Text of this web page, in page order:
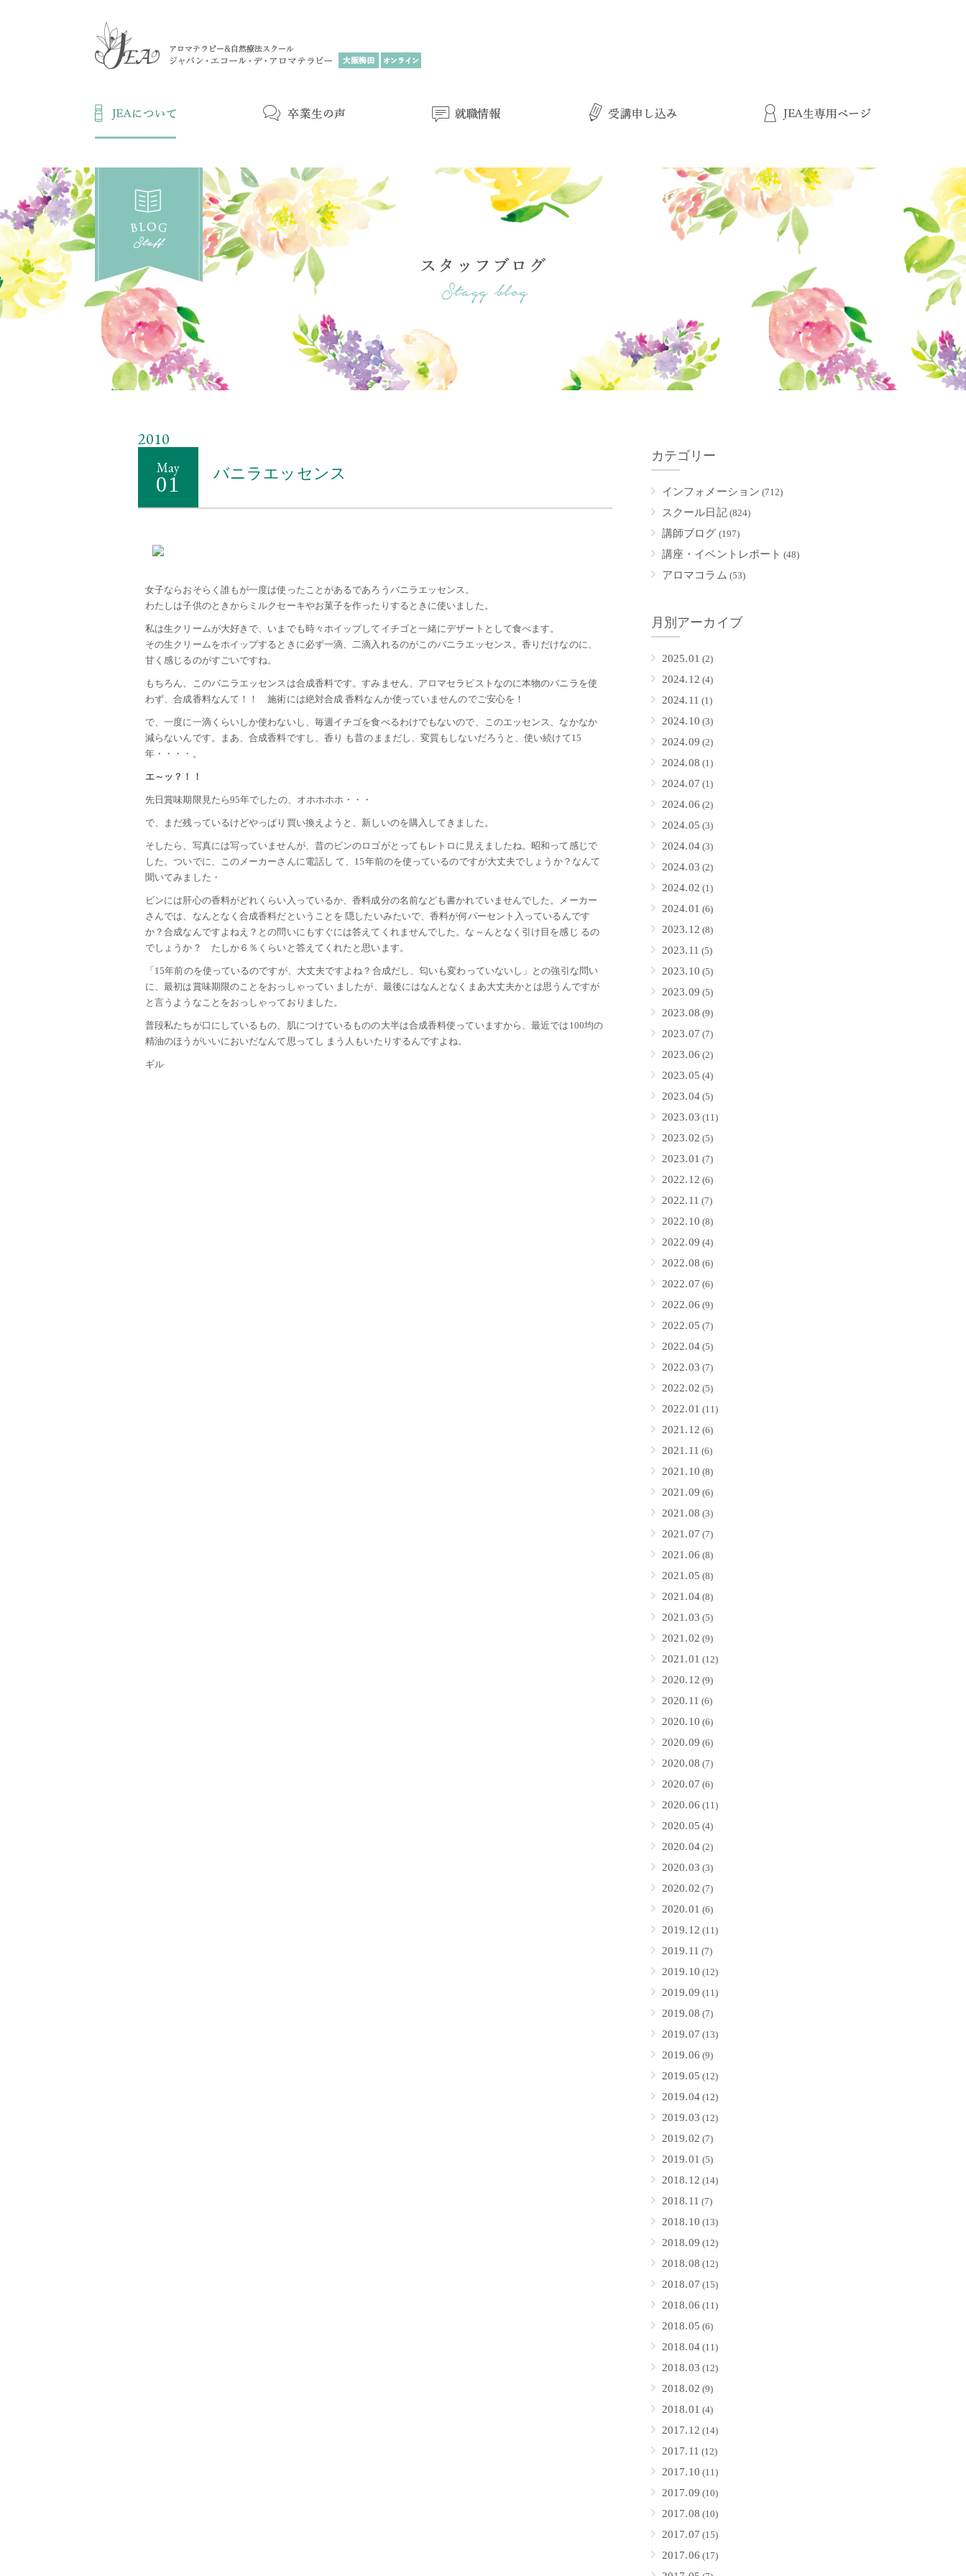
2010
May
01 バニラエッセンス
女子ならおそらく誰もが一度は使ったことがあるであろうバニラエッセンス。
わたしは子供のときからミルクセーキやお菓子を作ったりするときに使いました。
私は生クリームが大好きで、いまでも時々ホイップしてイチゴと一緒にデザートとして食べます。
その生クリームをホイップするときに必ず一滴、二滴入れるのがこのバニラエッセンス。香りだけなのに、
甘く感じるのがすごいですね。
もちろん、このバニラエッセンスは合成香料です。すみません、アロマセラピストなのに本物のバニラを使
わず、合成香料なんて！！ 施術には絶対合成 香料なんか使っていませんのでご安心を！
で、一度に一滴くらいしか使わないし、毎週イチゴを食べるわけでもないので、このエッセンス、なかなか
減らないんです。まあ、合成香料ですし、香り も昔のままだし、変質もしないだろうと、使い続けて15
年・・・・。
エ～ッ？！！
先日賞味期限見たら95年でしたの、オホホホホ・・・
で、まだ残っているけどやっぱり買い換えようと、新しいのを購入してきました。
そしたら、写真には写っていませんが、昔のビンのロゴがとってもレトロに見えましたね。昭和って感じで
した。ついでに、このメーカーさんに電話し て、15年前のを使っているのですが大丈夫でしょうか？なんて
聞いてみました・
ビンには肝心の香料がどれくらい入っているか、香料成分の名前なども書かれていませんでした。メーカー
さんでは、なんとなく合成香料だということを 隠したいみたいで、香料が何パーセント入っているんです
か？合成なんですよねえ？との問いにもすぐには答えてくれませんでした。な～んとなく引け目を感じ るの
でしょうか？ たしか６％くらいと答えてくれたと思います。
「15年前のを使っているのですが、大丈夫ですよね？合成だし、匂いも変わっていないし」との強引な問い
に、最初は賞味期限のことをおっしゃってい ましたが、最後にはなんとなくまあ大丈夫かとは思うんですが
と言うようなことをおっしゃっておりました。
普段私たちが口にしているもの、肌につけているものの大半は合成香料使っていますから、最近では100均の
精油のほうがいいにおいだなんて思ってし まう人もいたりするんですよね。
ギル
カテゴリー
インフォメーション (712)
スクール日記(824)
講師ブログ (197)
講座・イベントレポート (48)
アロマコラム (53)
月別アーカイブ
2025.01 (2)
2024.12 (4)
2024.11 (1)
2024.10 (3)
2024.09 (2)
2024.08 (1)
2024.07 (1)
2024.06 (2)
2024.05 (3)
2024.04(3)
2024.03 (2)
2024.02 (1)
2024.01 (6)
2023.12 (8)
2023.11 (5)
2023.10 (5)
2023.09 (5)
2023.08 (9)
2023.07 (7)
2023.06 (2)
2023.05 (4)
2023.04(5)
2023.03 (11)
2023.02 (5)
2023.01 (7)
2022.12 (6)
2022.11 (7)
2022.10 (8)
2022.09 (4)
2022.08 (6)
2022.07 (6)
2022.06 (9)
2022.05 (7)
2022.04(5)
2022.03 (7)
2022.02 (5)
2022.01 (11)
2021.12 (6)
2021.11 (6)
2021.10 (8)
2021.09 (6)
2021.08 (3)
2021.07 (7)
2021.06 (8)
2021.05 (8)
2021.04(8)
2021.03 (5)
2021.02 (9)
2021.01 (12)
2020.12 (9)
2020.11 (6)
2020.10 (6)
2020.09 (6)
2020.08 (7)
2020.07 (6)
2020.06 (11)
2020.05 (4)
2020.04(2)
2020.03 (3)
2020.02 (7)
2020.01 (6)
2019.12 (11)
2019.11 (7)
2019.10 (12)
2019.09 (11)
2019.08 (7)
2019.07 (13)
2019.06 (9)
2019.05 (12)
2019.04(12)
2019.03 (12)
2019.02 (7)
2019.01 (5)
2018.12 (14)
2018.11 (7)
2018.10 (13)
2018.09 (12)
2018.08 (12)
2018.07 (15)
2018.06 (11)
2018.05 (6)
2018.04(11)
2018.03 (12)
2018.02 (9)
2018.01 (4)
2017.12 (14)
2017.11 (12)
2017.10 (11)
2017.09 (10)
2017.08 (10)
2017.07 (15)
2017.06 (17)